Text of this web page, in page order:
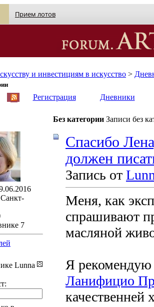
Прием лотов
и инвестициям в искусство >
Регистрация Дневники
Без категории Записи без
Спасибо
должен
Запись от
Меня, как
спрашивают
масляной
Я рекомендую
Ланифицио
качественней
7
Lunna